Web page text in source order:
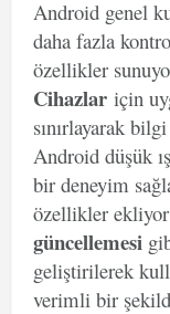
Android genel
daha fazla
özellikler
Cihazlar için
sınırlayarak
Android düşük
bir deneyim
özellikler ekliyor
güncellemesi
geliştirilerek
verimli bir